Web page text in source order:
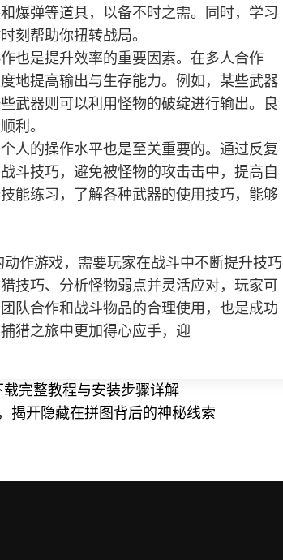
爆弹等道具，以备不时之需。同时，学习
刻帮助你扭转战局。
也是提升效率的重要因素。在多人合作
地提高输出与生存能力。例如，某些武器
武器则可以利用怪物的破绽进行输出。良
利。
人的操作水平也是至关重要的。通过反复
斗技巧，避免被怪物的攻击击中，提高自
能练习，了解各种武器的使用技巧，能够
动作游戏，需要玩家在战斗中不断提升技巧
技巧、分析怪物弱点并灵活应对，玩家可
队合作和战斗物品的合理使用，也是成功
猎之旅中更加得心应手，迎
完整教程与安装步骤详解
揭开隐藏在拼图背后的神秘线索